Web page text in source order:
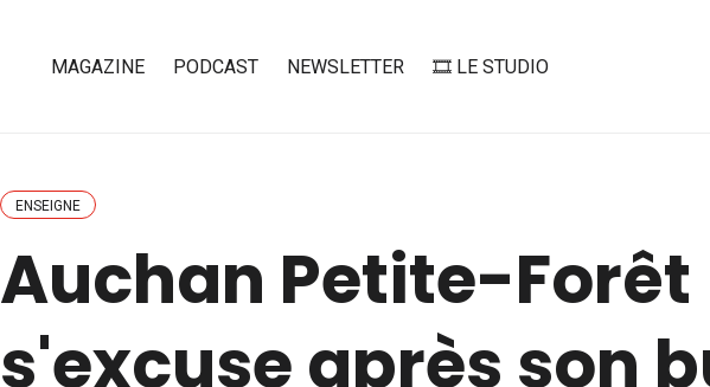
MAGAZINE PODCAST NEWSLETTER 🎞️ LE STUDIO
ENSEIGNE
Auchan Petite-Forêt
s'excuse après son